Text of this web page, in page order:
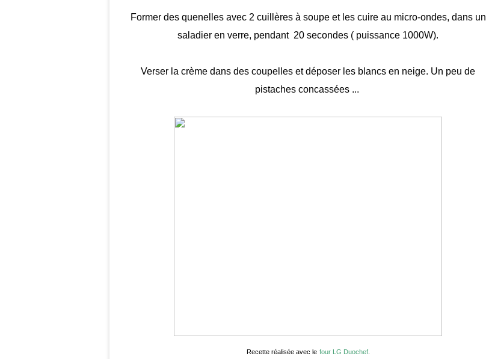
Former des quenelles avec 2 cuillères à soupe et les cuire au micro-ondes, dans un
saladier en verre, pendant 20 secondes ( puissance 1000W).
Verser la crème dans des coupelles et déposer les blancs en neige. Un peu de
pistaches concassées ...
Recette réalisée avec le four LG Duochef.